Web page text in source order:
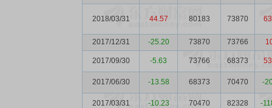
2018/03/31 44.57 80183 73870
2017/12/31 -25.20 73870 73766
2017/09/30 -5.63 73766 68373
2017/06/30 -13.58 68373 70470 -
2017/03/31 -10.23 70470 82328 -